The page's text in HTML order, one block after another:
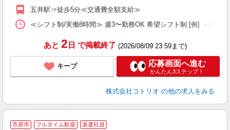
五井駅⇒徒歩5分≪交通費全額支給≫
≪シフト制/実働8時間≫ 週3〜勤務OK 希望シフト制 [例] ・7:30
あと 2 日 で掲載終了 (2026/08/09 23:59まで)
キープ 応募画面へ進む
かんたん3ステップ！
株式会社コトリオ の他の求人をみる
市原市 フルタイム歓迎 派遣社員